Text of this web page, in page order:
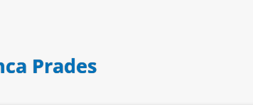
Prades